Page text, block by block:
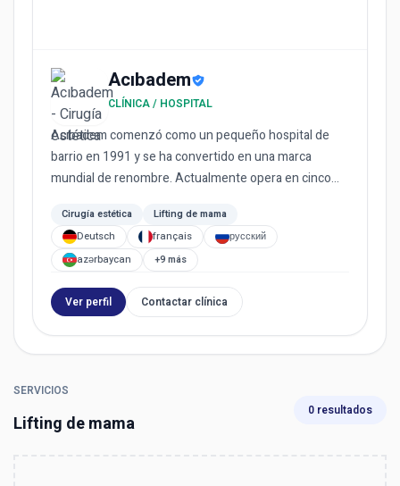
Acıbadem
CLÍNICA / HOSPITAL
Acıbadem comenzó como un pequeño hospital de
barrio en 1991 y se ha convertido en una marca
mundial de renombre. Actualmente opera en cinco
Cirugía estética
Lifting de mama
Deutsch
français
русский
azərbaycan
+9 más
Ver perfil Contactar clínica
SERVICIOS
Lifting de mama
0 resultados